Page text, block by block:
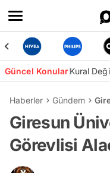
Güncel KonularKural
Haberler Gündem
Giresun
Görevlisi